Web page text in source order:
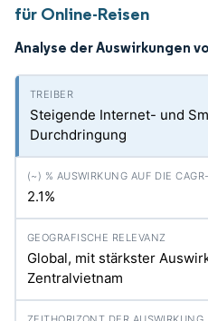
für Online-Reisen
Analyse der Auswirkungen
Steigende Internet- und
Durchdringung
2.1%
Global, mit stärkster
Zentralvietnam